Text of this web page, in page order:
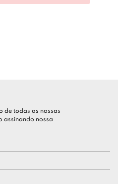
de todas as nossas
assinando nossa